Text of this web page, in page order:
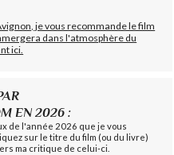
je vous recommande le film
dans l'atmosphère du
ici.
EN 2026 :
de l'année 2026 que je vous
sur le titre du film (ou du livre)
ma critique de celui-ci.